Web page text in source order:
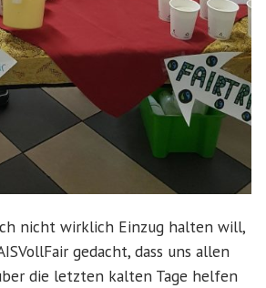
nicht wirklich Einzug halten will,
gedacht, dass uns allen
die letzten kalten Tage helfen